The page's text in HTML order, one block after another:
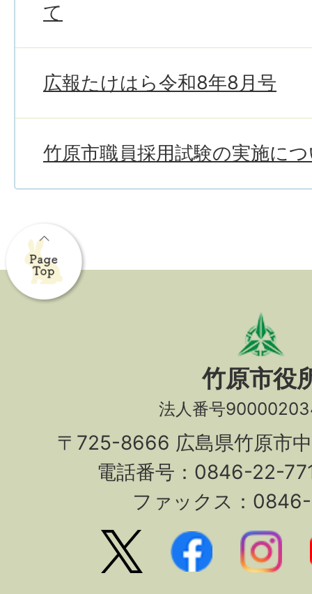
て
広報たけはら令和8年8月号
竹原市職員採用試験の実施に
竹原市役
法人番号
〒725-8666 広島県竹原市
電話番号：0846-22-
ファックス：